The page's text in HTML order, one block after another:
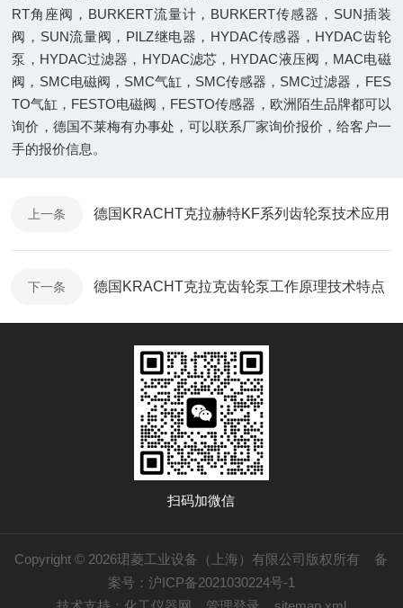
RT角座阀，BURKERT流量计，BURKERT传感器，SUN插装
阀，SUN流量阀，PILZ继电器，HYDAC传感器，HYDAC齿轮
泵，HYDAC过滤器，HYDAC滤芯，HYDAC液压阀，MAC电磁
阀，SMC电磁阀，SMC气缸，SMC传感器，SMC过滤器，FES
TO气缸，FESTO电磁阀，FESTO传感器，欧洲陌生品牌都可以
询价，德国不莱梅有办事处，可以联系厂家询价报价，给客户一
手的报价信息。
上一条 德国KRACHT克拉赫特KF系列齿轮泵技术应用
下一条 德国KRACHT克拉克齿轮泵工作原理技术特点
扫码加微信
Copyright © 2026珺菱工业设备（上海）有限公司版权所有 备
案号：沪ICP备2021030224号-1